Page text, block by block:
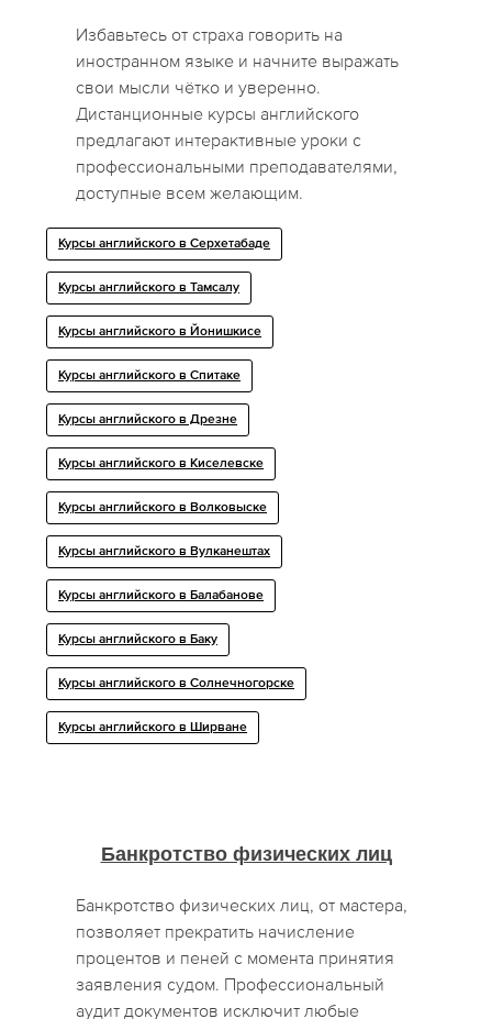
Избавьтесь от страха говорить на
иностранном языке и начните выражать
свои мысли чётко и уверенно.
Дистанционные курсы английского
предлагают интерактивные уроки с
профессиональными преподавателями,
доступные всем желающим.
Курсы английского в Серхетабаде
Курсы английского в Тамсалу
Курсы английского в Йонишкисе
Курсы английского в Спитаке
Курсы английского в Дрезне
Курсы английского в Киселевске
Курсы английского в Волковыске
Курсы английского в Вулканештах
Курсы английского в Балабанове
Курсы английского в Баку
Курсы английского в Солнечногорске
Курсы английского в Ширване
Банкротство физических лиц
Банкротство физических лиц, от мастера,
позволяет прекратить начисление
процентов и пеней с момента принятия
заявления судом. Профессиональный
аудит документов исключит любые